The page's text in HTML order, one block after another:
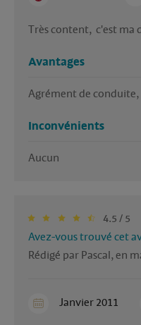
Très content,  c'est ma
Avantages
Agrément de
Inconvénients
Aucun
4.5 / 5
Avez-vous trouvé cet
Rédigé par Pascal, en
Janvier 2011